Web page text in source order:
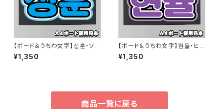
【ボード＆うちわ文字】성훈・ソン
フン② 即納 【ENHYPEN】
¥1,350
【ボード＆うちわ文字】현율・ヒョ
ンユル ③HYUNYUL 即納 【Hi-
Fi unicorn】
¥1,350
商品一覧に戻る